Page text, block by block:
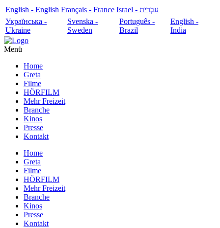
English - English Français - France
עִבְרִית - Israel
Українська -
Ukraine
Svenska -
Sweden
Português -
Brazil
English -
India
Menü
Home
Greta
Filme
HÖRFILM
Mehr Freizeit
Branche
Kinos
Presse
Kontakt
Home
Greta
Filme
HÖRFILM
Mehr Freizeit
Branche
Kinos
Presse
Kontakt